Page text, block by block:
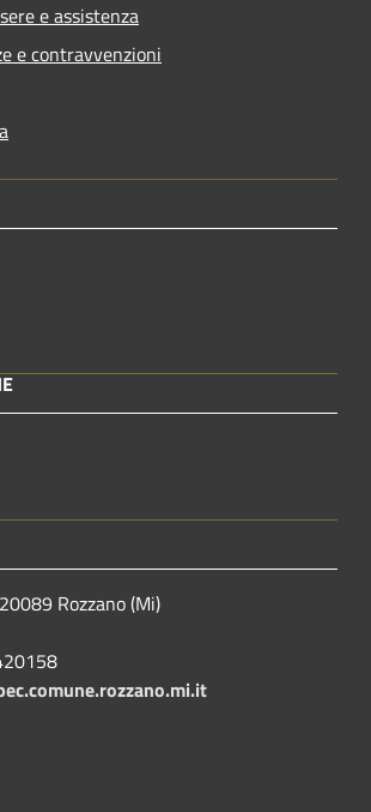
e assistenza
e contravvenzioni
Rozzano (Mi)